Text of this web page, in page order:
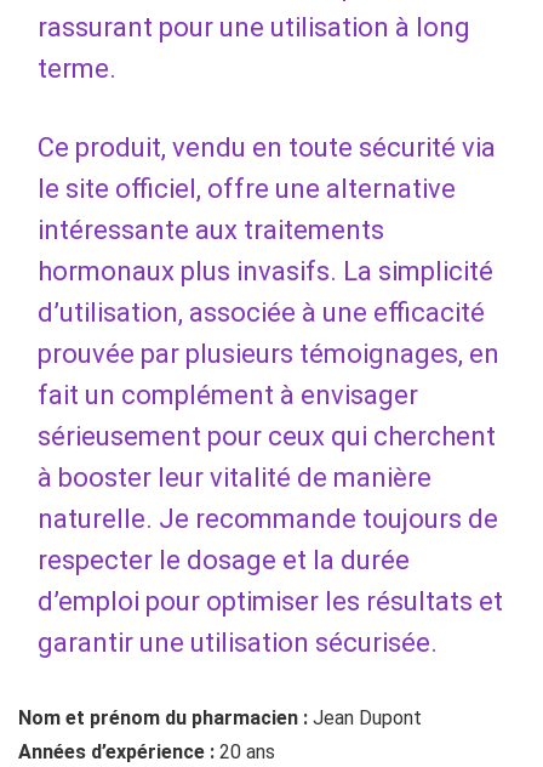
rassurant pour une utilisation à long
terme.
Ce produit, vendu en toute sécurité via
le site officiel, offre une alternative
intéressante aux traitements
hormonaux plus invasifs. La simplicité
d’utilisation, associée à une efficacité
prouvée par plusieurs témoignages, en
fait un complément à envisager
sérieusement pour ceux qui cherchent
à booster leur vitalité de manière
naturelle. Je recommande toujours de
respecter le dosage et la durée
d’emploi pour optimiser les résultats et
garantir une utilisation sécurisée.
Nom et prénom du pharmacien : Jean Dupont
Années d’expérience : 20 ans